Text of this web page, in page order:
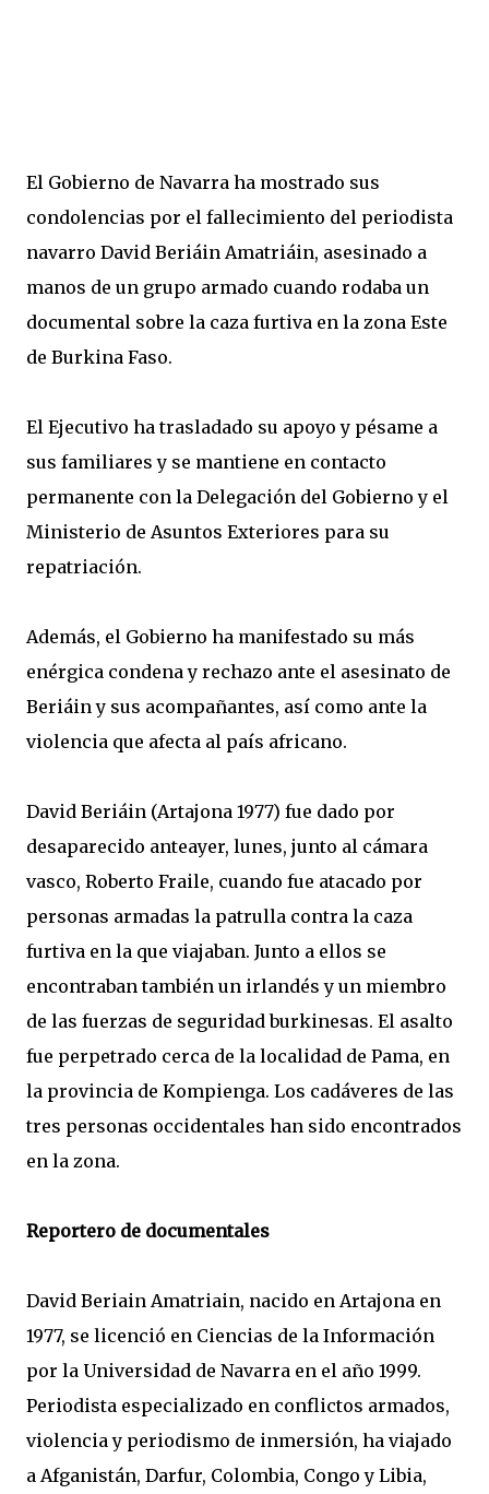
El Gobierno de Navarra ha mostrado sus
condolencias por el fallecimiento del periodista
navarro David Beriáin Amatriáin, asesinado a
manos de un grupo armado cuando rodaba un
documental sobre la caza furtiva en la zona Este
de Burkina Faso.
El Ejecutivo ha trasladado su apoyo y pésame a
sus familiares y se mantiene en contacto
permanente con la Delegación del Gobierno y el
Ministerio de Asuntos Exteriores para su
repatriación.
Además, el Gobierno ha manifestado su más
enérgica condena y rechazo ante el asesinato de
Beriáin y sus acompañantes, así como ante la
violencia que afecta al país africano.
David Beriáin (Artajona 1977) fue dado por
desaparecido anteayer, lunes, junto al cámara
vasco, Roberto Fraile, cuando fue atacado por
personas armadas la patrulla contra la caza
furtiva en la que viajaban. Junto a ellos se
encontraban también un irlandés y un miembro
de las fuerzas de seguridad burkinesas. El asalto
fue perpetrado cerca de la localidad de Pama, en
la provincia de Kompienga. Los cadáveres de las
tres personas occidentales han sido encontrados
en la zona.
Reportero de documentales
David Beriain Amatriain, nacido en Artajona en
1977, se licenció en Ciencias de la Información
por la Universidad de Navarra en el año 1999.
Periodista especializado en conflictos armados,
violencia y periodismo de inmersión, ha viajado
a Afganistán, Darfur, Colombia, Congo y Libia,